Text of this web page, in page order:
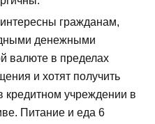
гражданам,
денежными
валюте в пределах
и хотят получить
кредитном учреждении в
Питание и еда 6